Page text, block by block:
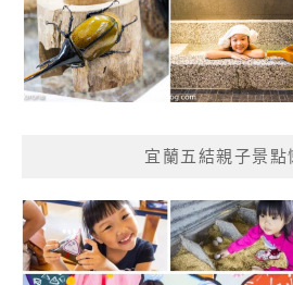
宜蘭五結親子景點